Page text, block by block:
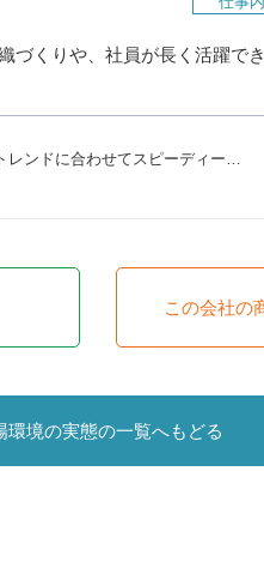
づくりや、社員が長く活躍で
レンドに合わせてスピーディー…
この会社の
環境の実態の一覧へもどる